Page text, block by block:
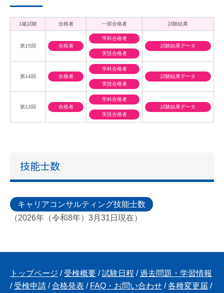
1級試験 合格者 一部合格者 試験結果
第15回 合格者
学科合格者
実技合格者
試験結果データ
第14回 合格者
学科合格者
実技合格者
試験結果データ
第13回 合格者
学科合格者
実技合格者
試験結果データ
技能士数
キャリアコンサルティング技能士数
（2026年（令和8年）3月31日現在）
トップページ / 受検概要 /試験日程 /過去問題・学習情報
/ 受検申請 /合格発表 / FAQ・お問い合わせ /各種変更届 /